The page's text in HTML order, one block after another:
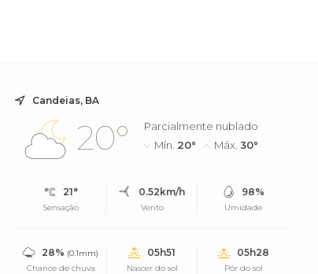
Candeias, BA
20°
Parcialmente nublado
Mín. 20° Máx.30°
21°
Sensação
0.52km/h
Vento
98%
Umidade
28% (0.1mm)
Chance de chuva
05h51
Nascer do sol
05h28
Pôr do sol